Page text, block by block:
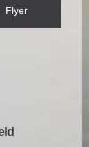
Flyer